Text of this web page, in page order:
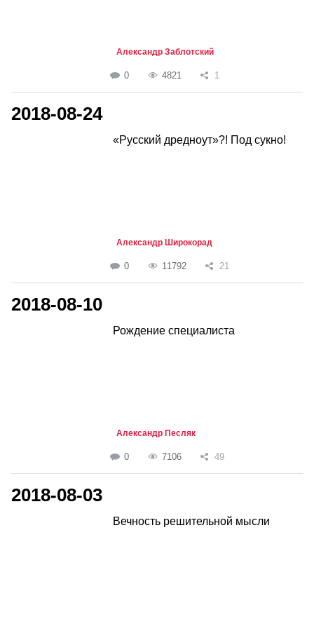
Александр Заблотский
0 4821 1
2018-08-24
«Русский дредноут»?! Под сукно!
Александр Широкорад
0 11792 21
2018-08-10
Рождение специалиста
Александр Песляк
0 7106 49
2018-08-03
Вечность решительной мысли